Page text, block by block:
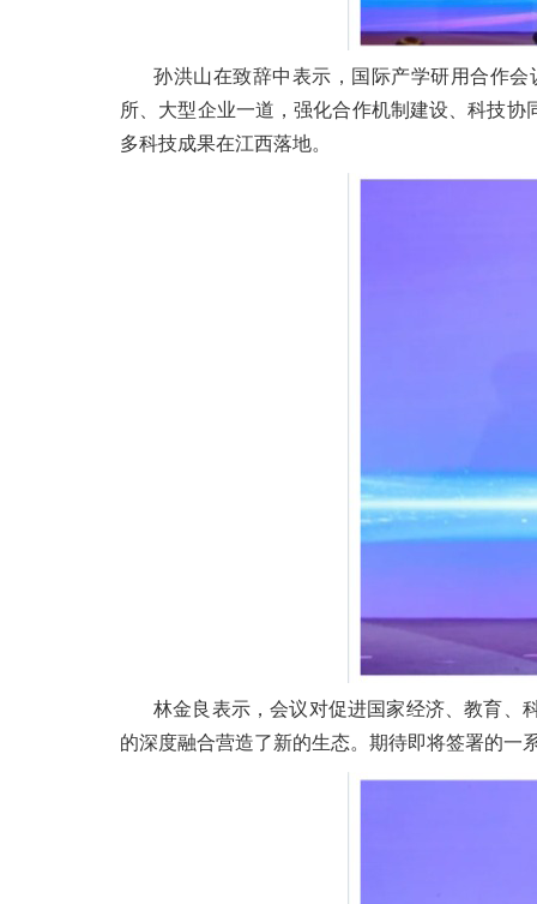
孙洪山在致辞中表示，国际产学研用合作
所、大型企业一道，强化合作机制建设、科技
多科技成果在江西落地。
林金良表示，会议对促进国家经济、教育、
的深度融合营造了新的生态。期待即将签署的一